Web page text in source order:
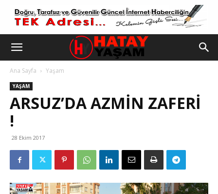
Ana Sayfa Yaşam
YAŞAM
ARSUZ’DA AZMIN ZAFERI
!
28 Ekim 2017